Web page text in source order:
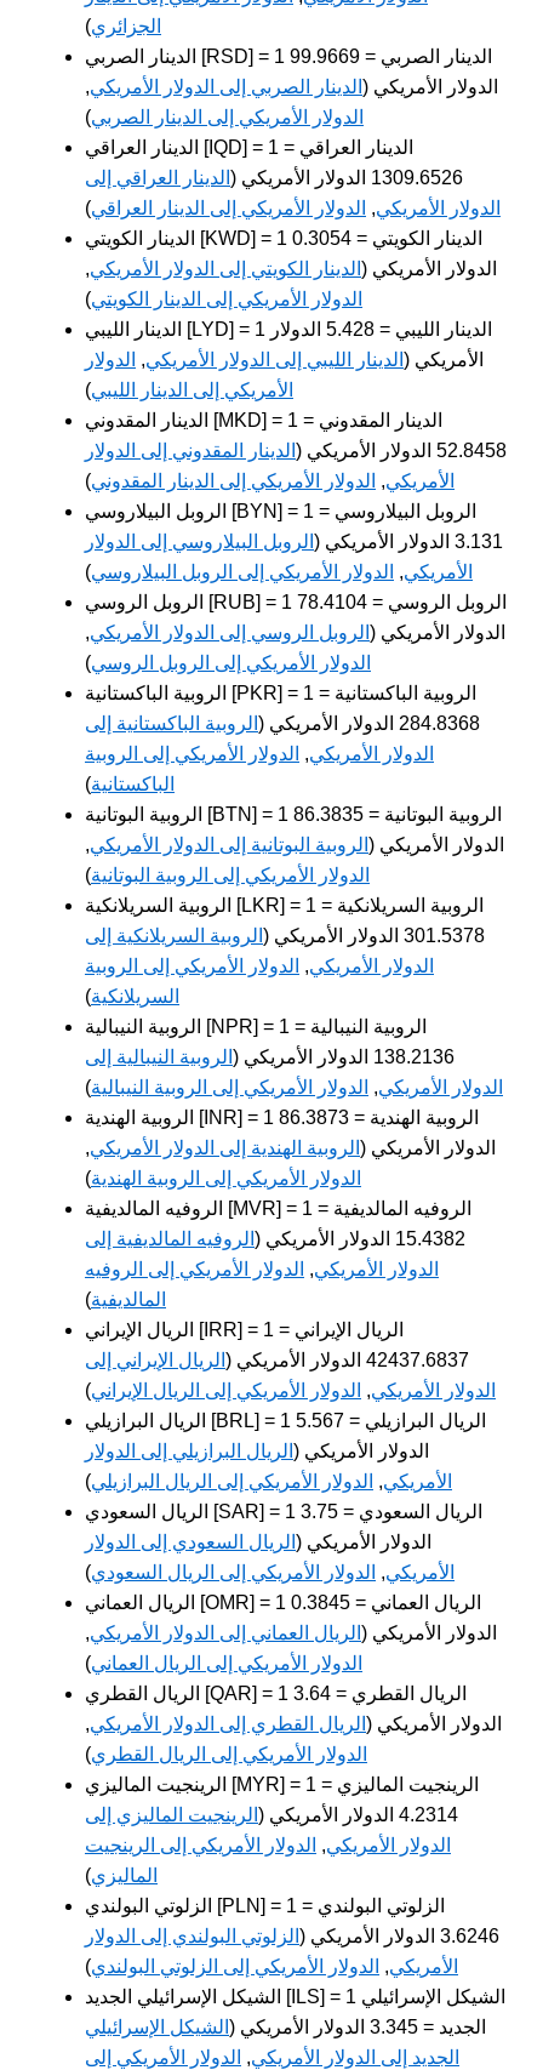
الجزائري)
الدينار الصربي [RSD] = 1 الدينار الصربي = 99.9669
الدولار الأمريكي ( الدينار الصربي إلى الدولار الأمريكي,
الدولار الأمريكي إلى الدينار الصربي)
الدينار العراقي [IQD] = 1 الدينار العراقي =
1309.6526 الدولار الأمريكي (
الدينار العراقي إلى
الدولار الأمريكي, الدولار الأمريكي إلى الدينار العراقي)
الدينار الكويتي [KWD] = 1 الدينار الكويتي = 0.3054
الدولار الأمريكي ( الدينار الكويتي إلى الدولار الأمريكي,
الدولار الأمريكي إلى الدينار الكويتي)
الدينار الليبي [LYD] = 1 الدينار الليبي = 5.428 الدولار
الأمريكي ( الدينار الليبي إلى الدولار الأمريكي, الدولار
الأمريكي إلى الدينار الليبي)
الدينار المقدوني [MKD] = 1 الدينار المقدوني =
52.8458 الدولار الأمريكي (
الدينار المقدوني إلى الدولار
الأمريكي, الدولار الأمريكي إلى الدينار المقدوني)
الروبل البيلاروسي [BYN] = 1 الروبل البيلاروسي =
3.131 الدولار الأمريكي (
الروبل البيلاروسي إلى الدولار
الأمريكي, الدولار الأمريكي إلى الروبل البيلاروسي)
الروبل الروسي [RUB] = 1 الروبل الروسي = 78.4104
الدولار الأمريكي ( الروبل الروسي إلى الدولار الأمريكي,
الدولار الأمريكي إلى الروبل الروسي)
الروبية الباكستانية [PKR] = 1 الروبية الباكستانية =
284.8368 الدولار الأمريكي (
الروبية الباكستانية إلى
الدولار الأمريكي, الدولار الأمريكي إلى الروبية
الباكستانية)
الروبية البوتانية [BTN] = 1 الروبية البوتانية = 86.3835
الدولار الأمريكي ( الروبية البوتانية إلى الدولار الأمريكي,
الدولار الأمريكي إلى الروبية البوتانية)
الروبية السريلانكية [LKR] = 1 الروبية السريلانكية =
301.5378 الدولار الأمريكي (
الروبية السريلانكية إلى
الدولار الأمريكي, الدولار الأمريكي إلى الروبية
السريلانكية)
الروبية النيبالية [NPR] = 1 الروبية النيبالية =
138.2136 الدولار الأمريكي (
الروبية النيبالية إلى
الدولار الأمريكي, الدولار الأمريكي إلى الروبية النيبالية)
الروبية الهندية [INR] = 1 الروبية الهندية = 86.3873
الدولار الأمريكي ( الروبية الهندية إلى الدولار الأمريكي,
الدولار الأمريكي إلى الروبية الهندية)
الروفيه المالديفية [MVR] = 1 الروفيه المالديفية =
15.4382 الدولار الأمريكي (
الروفيه المالديفية إلى
الدولار الأمريكي, الدولار الأمريكي إلى الروفيه
المالديفية)
الريال الإيراني [IRR] = 1 الريال الإيراني =
42437.6837 الدولار الأمريكي (
الريال الإيراني إلى
الدولار الأمريكي, الدولار الأمريكي إلى الريال الإيراني)
الريال البرازيلي [BRL] = 1 الريال البرازيلي = 5.567
الدولار الأمريكي ( الريال البرازيلي إلى الدولار
الأمريكي, الدولار الأمريكي إلى الريال البرازيلي)
الريال السعودي [SAR] = 1 الريال السعودي = 3.75
الدولار الأمريكي ( الريال السعودي إلى الدولار
الأمريكي, الدولار الأمريكي إلى الريال السعودي)
الريال العماني [OMR] = 1 الريال العماني = 0.3845
الدولار الأمريكي ( الريال العماني إلى الدولار الأمريكي,
الدولار الأمريكي إلى الريال العماني)
الريال القطري [QAR] = 1 الريال القطري = 3.64
الدولار الأمريكي ( الريال القطري إلى الدولار الأمريكي,
الدولار الأمريكي إلى الريال القطري)
الرينجيت الماليزي [MYR] = 1 الرينجيت الماليزي =
4.2314 الدولار الأمريكي (
الرينجيت الماليزي إلى
الدولار الأمريكي, الدولار الأمريكي إلى الرينجيت
الماليزي)
الزلوتي البولندي [PLN] = 1 الزلوتي البولندي =
3.6246 الدولار الأمريكي (
الزلوتي البولندي إلى الدولار
الأمريكي, الدولار الأمريكي إلى الزلوتي البولندي)
الشيكل الإسرائيلي الجديد [ILS] = 1 الشيكل الإسرائيلي
الجديد = 3.345 الدولار الأمريكي (
الشيكل الإسرائيلي
الجديد إلى الدولار الأمريكي, الدولار الأمريكي إلى